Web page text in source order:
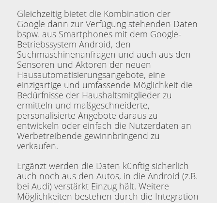
Gleichzeitig bietet die Kombination der
Google dann zur Verfügung stehenden Daten
bspw. aus Smartphones mit dem Google-
Betriebssystem Android, den
Suchmaschinenanfragen und auch aus den
Sensoren und Aktoren der neuen
Hausautomatisierungsangebote, eine
einzigartige und umfassende Möglichkeit die
Bedürfnisse der Haushaltsmitglieder zu
ermitteln und maßgeschneiderte,
personalisierte Angebote daraus zu
entwickeln oder einfach die Nutzerdaten an
Werbetreibende gewinnbringend zu
verkaufen.
Ergänzt werden die Daten künftig sicherlich
auch noch aus den Autos, in die Android (z.B.
bei Audi) verstärkt Einzug hält. Weitere
Möglichkeiten bestehen durch die Integration